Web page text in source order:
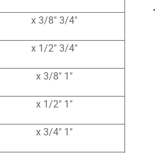
3/4″ x 3/8″
3/4″ x 1/2″
1″ x 3/8″
1″ x 1/2″
1″ x 3/4″